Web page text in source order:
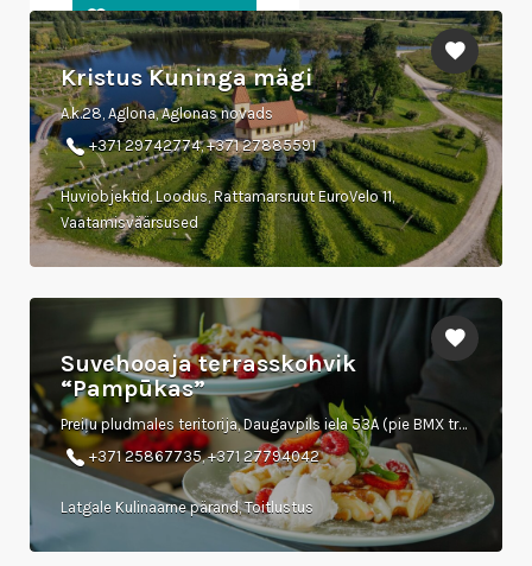
Kristus Kuninga mägi
A.k.28, Aglona, Aglonas novads
+371 29742774, +371 27885591
Huviobjektid, Loodus, Rattamarsruut EuroVelo 11,
Vaatamisväärsused
Suvehooaja terrasskohvik
“Pampūkas”
Preiļu pludmales teritorija, Daugavpils iela 53A (pie BMX trases)
+371 25867735, +371 27794042
Latgale Kulinaarne pärand, Toitlustus